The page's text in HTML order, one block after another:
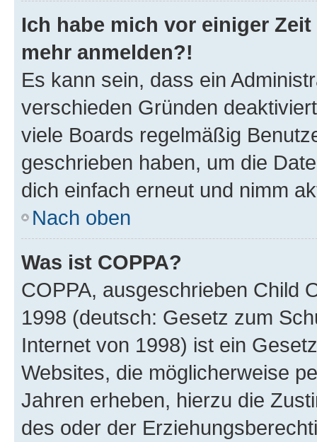
Ich habe mich vor einiger
mehr anmelden?!
Es kann sein, dass ein
verschieden Gründen
viele Boards regelmäßig
geschrieben haben, um die
dich einfach erneut und nimm
Nach oben
Was ist COPPA?
COPPA, ausgeschrieben Child
1998 (deutsch: Gesetz zum
Internet von 1998) ist ein
Websites, die möglicherweise
Jahren erheben, hierzu die
des oder der